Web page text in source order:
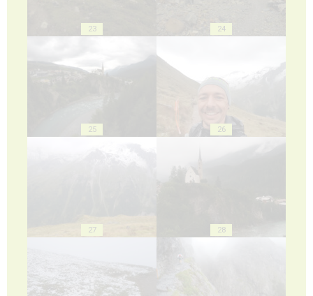
23 24
25 26
27 28